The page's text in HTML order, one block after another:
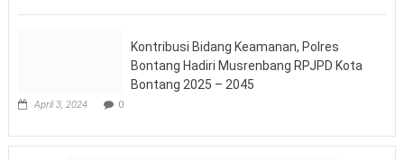
PAM Gabungan TNI-Polri Polres Kubar Malam Takbir Hari Raya
Idul Fitri 1445 H 2024